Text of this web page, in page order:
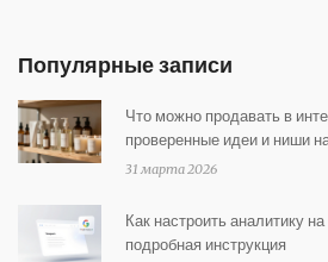
Популярные записи
Что можно продавать в
проверенные идеи и ниши
31 марта 2026
Как настроить аналитику
подробная инструкция